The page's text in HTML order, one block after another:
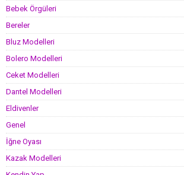
Bebek Örgüleri
Bereler
Bluz Modelleri
Bolero Modelleri
Ceket Modelleri
Dantel Modelleri
Eldivenler
Genel
İğne Oyası
Kazak Modelleri